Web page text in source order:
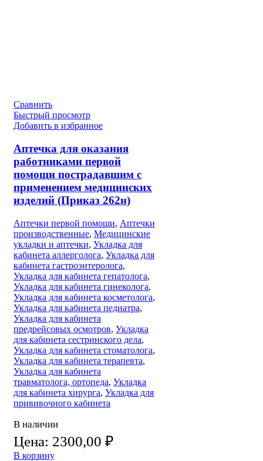
Сравнить
Быстрый просмотр
Добавить в избранное
Аптечка для оказания
работниками первой
помощи пострадавшим с
применением медицинских
изделий (Приказ 262н)
Аптечки первой помощи, Аптечки
производственные, Медицинские
укладки и аптечки, Укладка для
кабинета аллерголога, Укладка для
кабинета гастроэнтеролога,
Укладка для кабинета гепатолога,
Укладка для кабинета гинеколога,
Укладка для кабинета косметолога,
Укладка для кабинета педиатра,
Укладка для кабинета
предрейсовых осмотров, Укладка
для кабинета сестринского дела,
Укладка для кабинета стоматолога,
Укладка для кабинета терапевта,
Укладка для кабинета
травматолога, ортопеда, Укладка
для кабинета хирурга, Укладка для
прививочного кабинета
В наличии
Цена: 2300,00 ₽
В корзину